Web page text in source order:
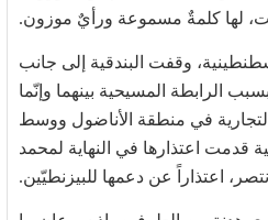
لها كلمةٌ مسموعة ورأيٌ موزون.
وقفت البندقية إلى جانب
الرابطة المسيحية بينهما وإنّما
التجارية في منطقة الأناضول ووسط
قدمت اعتذارها في النهاية لمحمد
اعتذاراً عن دعمها للبيزنطيّين.